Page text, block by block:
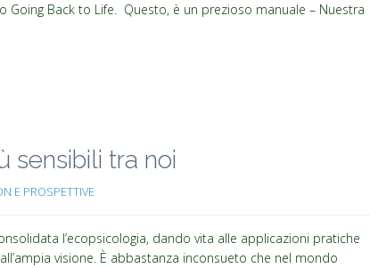
Going Back to Life. Questo, è un prezioso manuale – Nuestra
sensibili tra noi
E PROSPETTIVE
l’ecopsicologia, dando vita alle applicazioni pratiche
visione. È abbastanza inconsueto che nel mondo